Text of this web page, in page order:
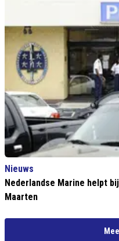
Nieuws
Nederlandse Marine helpt
Maarten